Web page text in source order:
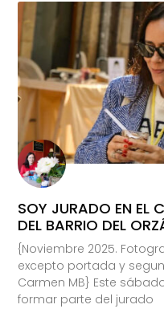
SOY JURADO EN EL
DEL BARRIO DEL
{Noviembre 2025.
excepto portada y
Carmen MB} Este
formar parte del jurado